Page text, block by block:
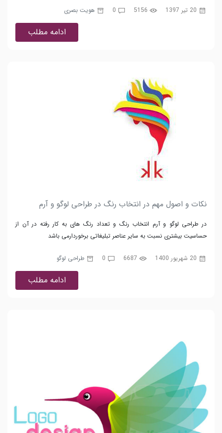
20 تیر 1397 5156
0 هویت بصری
ادامه مطلب
نکات و اصول مهم در انتخاب رنگ در طراحی لوگو و آرم
در طراحی لوگو و آرم انتخاب رنگ و تعداد رنگ های به کار رفته در آن از
حساسیت بیشتری نسبت به سایر عناصر تبلیغاتی برخوردارمی باشد
20 شهریور 1400 6687
0 طراحی لوگو
ادامه مطلب